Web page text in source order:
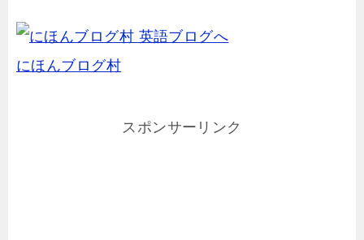
にほんブログ村
スポンサーリンク